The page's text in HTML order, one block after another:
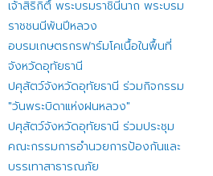
เจ้าสิริกิติ์ พระบรมราชินีนาถ พระบรม
ราชชนนีพันปีหลวง
อบรมเกษตรกรฟาร์มโคเนื้อในพื้นที่
จังหวัดอุทัยธานี
ปศุสัตว์จังหวัดอุทัยธานี ร่วมกิจกรรม
"วันพระบิดาแห่งฝนหลวง"
ปศุสัตว์จังหวัดอุทัยธานี ร่วมประชุม
คณะกรรมการอำนวยการป้องกันและ
บรรเทาสาธารณภัย